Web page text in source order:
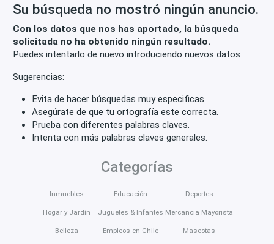
Su búsqueda no mostró ningún anuncio.
Con los datos que nos has aportado, la búsqueda
solicitada no ha obtenido ningún resultado.
Puedes intentarlo de nuevo introduciendo nuevos datos
Sugerencias:
Evita de hacer búsquedas muy especificas
Asegúrate de que tu ortografía este correcta.
Prueba con diferentes palabras claves.
Intenta con más palabras claves generales.
Categorías
Inmuebles
Hogar y Jardín
Belleza
Educación
Juguetes & Infantes
Empleos en Chile
Deportes
Mercancía Mayorista
Mascotas